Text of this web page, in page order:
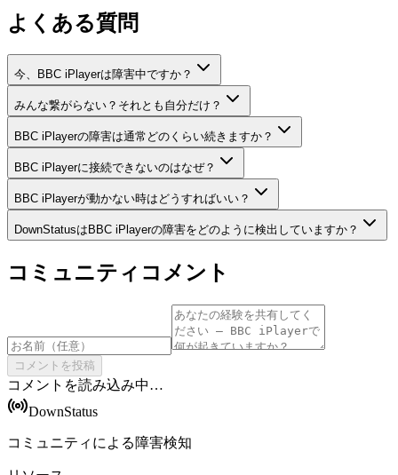
よくある質問
今、BBC iPlayerは障害中ですか？
みんな繋がらない？それとも自分だけ？
BBC iPlayerの障害は通常どのくらい続きますか？
BBC iPlayerに接続できないのはなぜ？
BBC iPlayerが動かない時はどうすればいい？
DownStatusはBBC iPlayerの障害をどのように検出していますか？
コミュニティコメント
コメントを投稿
コメントを読み込み中…
DownStatus
コミュニティによる障害検知